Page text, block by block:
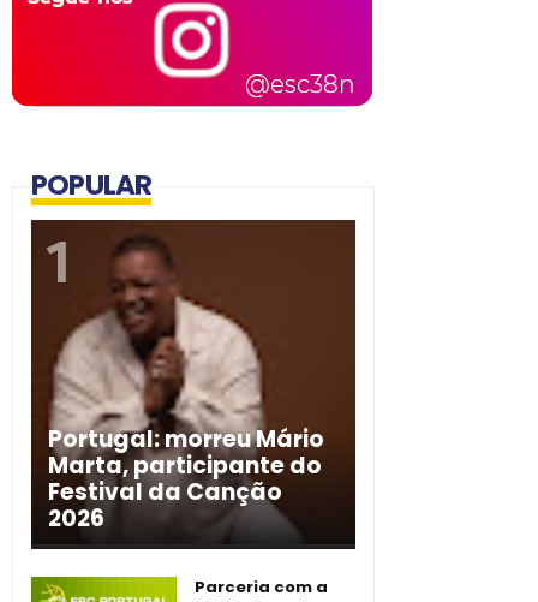
POPULAR
Portugal: morreu Mário
Marta, participante do
Festival da Canção
2026
Parceria com a